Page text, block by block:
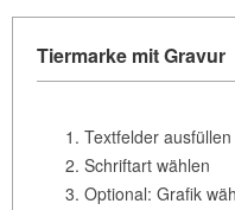
Tiermarke mit Gravur
Textfelder ausfüllen
Schriftart wählen
Optional: Grafik